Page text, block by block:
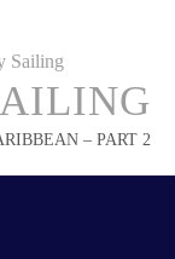
– PART 2